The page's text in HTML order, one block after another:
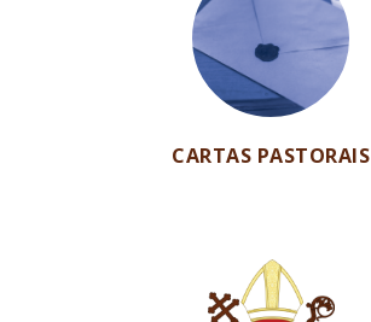
CARTAS PASTORAIS